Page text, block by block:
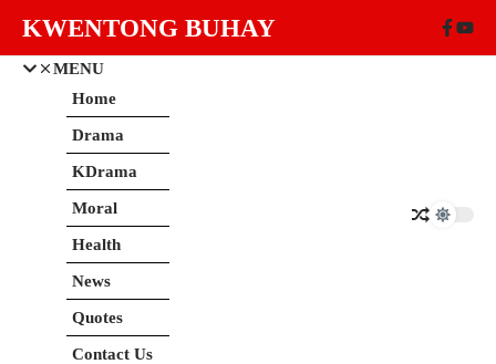
KWENTONG BUHAY
MENU
Home
Drama
KDrama
Moral
Health
News
Quotes
Contact Us